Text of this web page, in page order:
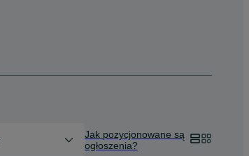
Jak pozycjonowane są
ogłoszenia?